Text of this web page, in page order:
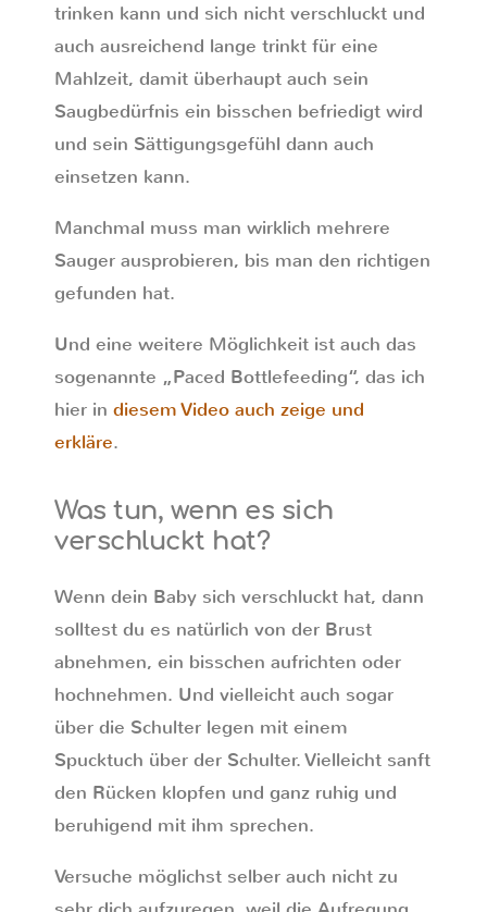
trinken kann und sich nicht verschluckt und
auch ausreichend lange trinkt für eine
Mahlzeit, damit überhaupt auch sein
Saugbedürfnis ein bisschen befriedigt wird
und sein Sättigungsgefühl dann auch
einsetzen kann.
Manchmal muss man wirklich mehrere
Sauger ausprobieren, bis man den richtigen
gefunden hat.
Und eine weitere Möglichkeit ist auch das
sogenannte „Paced Bottlefeeding“, das ich
hier in diesem Video auch zeige und
erkläre.
Was tun, wenn es sich
verschluckt hat?
Wenn dein Baby sich verschluckt hat, dann
solltest du es natürlich von der Brust
abnehmen, ein bisschen aufrichten oder
hochnehmen. Und vielleicht auch sogar
über die Schulter legen mit einem
Spucktuch über der Schulter. Vielleicht sanft
den Rücken klopfen und ganz ruhig und
beruhigend mit ihm sprechen.
Versuche möglichst selber auch nicht zu